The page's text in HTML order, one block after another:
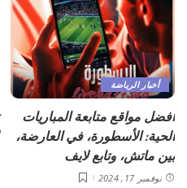
أخبار الرياضة
أفضل مواقع متابعة المباريات
الحية: الأسطورة، في العارضة،
بين ماتش، وتابع لايف
نوفمبر 17, 2024